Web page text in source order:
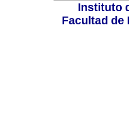
Instituto
Facultad de